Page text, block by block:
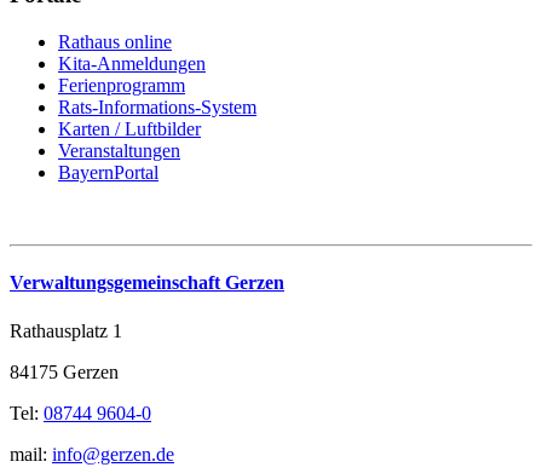
Rathaus online
Kita-Anmeldungen
Ferienprogramm
Rats-Informations-System
Karten / Luftbilder
Veranstaltungen
BayernPortal
Verwaltungsgemeinschaft Gerzen
Rathausplatz 1
84175 Gerzen
Tel: 08744 9604-0
mail: info@gerzen.de